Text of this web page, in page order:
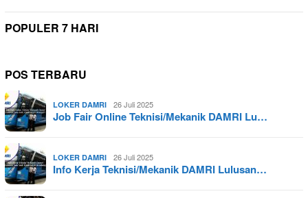
POPULER 7 HARI
POS TERBARU
LOKER DAMRI 26 Juli 2025
Job Fair Online Teknisi/Mekanik DAMRI Lu…
LOKER DAMRI 26 Juli 2025
Info Kerja Teknisi/Mekanik DAMRI Lulusan…